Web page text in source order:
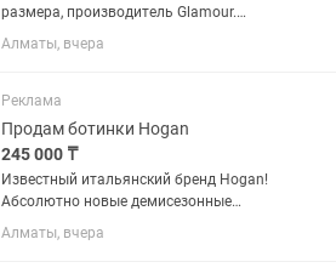
размера, производитель Glamour.
Надевались 1 раз. Без дефектов
Алматы, вчера
Реклама
Продам ботинки Hogan
245 000 ₸
Известный итальянский бренд Hogan!
Абсолютно новые демисезонные
ботинки, размер 34 европейский,
подойдут на 34.5 (на пол размера
Алматы, вчера